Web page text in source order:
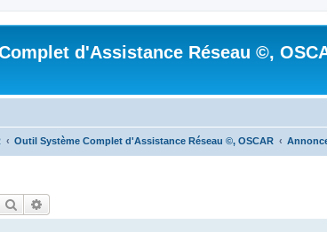
d'Assistance Réseau ©,
Outil Système Complet d'Assistance Réseau ©, OSCAR
Rechercher